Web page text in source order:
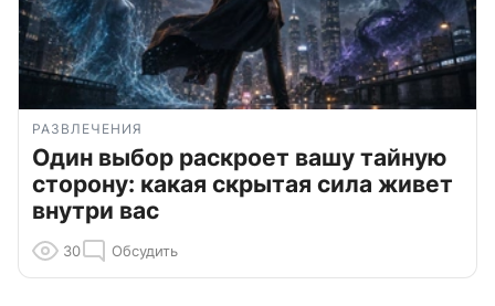
РАЗВЛЕЧЕНИЯ
Один выбор раскроет вашу тайную
сторону: какая скрытая сила живет
внутри вас
30 Обсудить